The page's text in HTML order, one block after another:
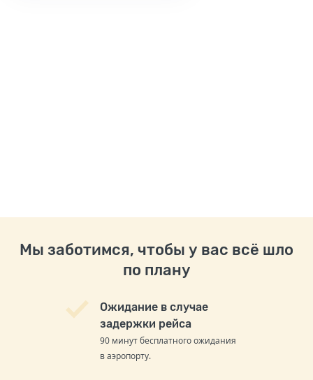
Мы заботимся, чтобы у вас всё шло
по плану
Ожидание в случае
задержки рейса
90 минут бесплатного ожидания
в аэропорту.